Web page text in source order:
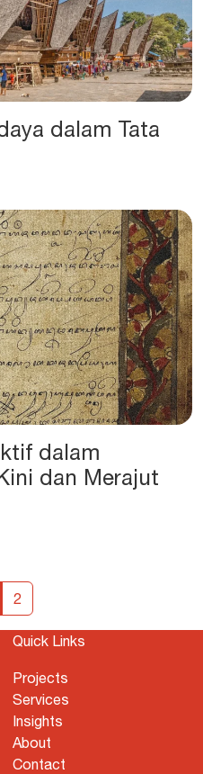
dalam Tata
dalam
dan Merajut
2
Quick Links
Projects
Services
Insights
About
Contact